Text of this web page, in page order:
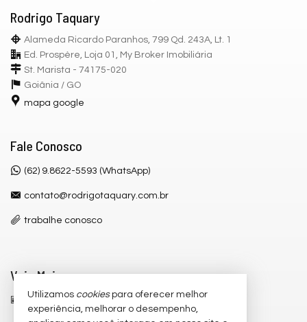
Rodrigo Taquary
Alameda Ricardo Paranhos, 799 Qd. 243A, Lt. 1
Ed. Prospère, Loja 01, My Broker Imobiliária
St. Marista - 74175-020
Goiânia / GO
mapa google
Fale Conosco
(62) 9.8622-5593 (WhatsApp)
contato@rodrigotaquary.com.br
trabalhe conosco
Veja Mais
receba nosso newsletter
Utilizamos cookiespara oferecer melhor
experiência, melhorar o desempenho,